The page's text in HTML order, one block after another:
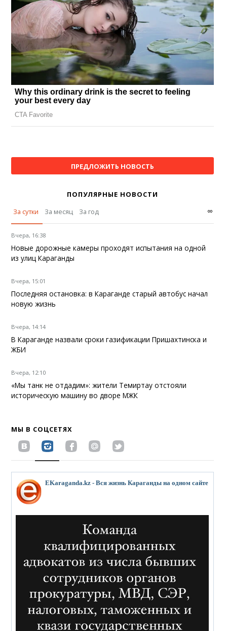
ПРЕДЛОЖИТЬ НОВОСТЬ
ПОПУЛЯРНЫЕ НОВОСТИ
За сутки
За месяц За год ∞
Вчера, 16:38
Новые дорожные камеры проходят испытания на одной
из улиц Караганды
Вчера, 15:01
Последняя остановка: в Караганде старый автобус начал
новую жизнь
Вчера, 14:14
В Караганде назвали сроки газификации Пришахтинска и
ЖБИ
Вчера, 12:10
«Мы танк не отдадим»: жители Темиртау отстояли
историческую машину во дворе МЖК
МЫ В СОЦСЕТЯХ
EKaraganda.kz - Вся жизнь Караганды на одном сайте